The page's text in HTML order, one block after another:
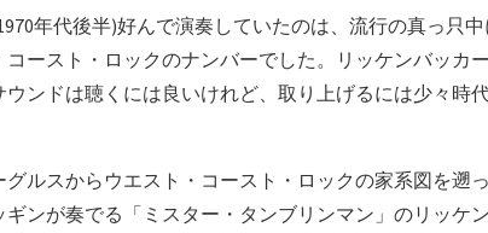
年代後半)好んで演奏していたのは、流行の真っ只
コースト・ロックのナンバーでした。リッケンバッカ
ンドは聴くには良いけれど、取り上げるには少々時
ルスからウエスト・コースト・ロックの家系図を遡
ギンが奏でる「ミスター・タンブリンマン」のリッケ